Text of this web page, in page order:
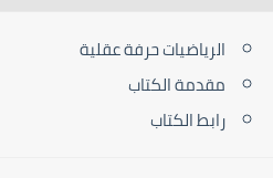
الرياضيات حرفة عقلية
مقدمة الكتاب
رابط الكتاب